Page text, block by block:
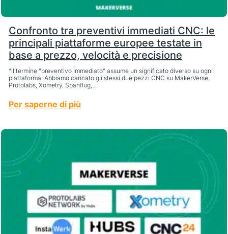
Confronto tra preventivi immediati CNC: le
principali piattaforme europee testate in
base a prezzo, velocità e precisione
“Il termine ”preventivo immediato” assume un significato diverso su ogni
piattaforma. Abbiamo caricato gli stessi due pezzi CNC su MakerVerse,
Protolabs, Xometry, Spanflug,...
Per saperne di più